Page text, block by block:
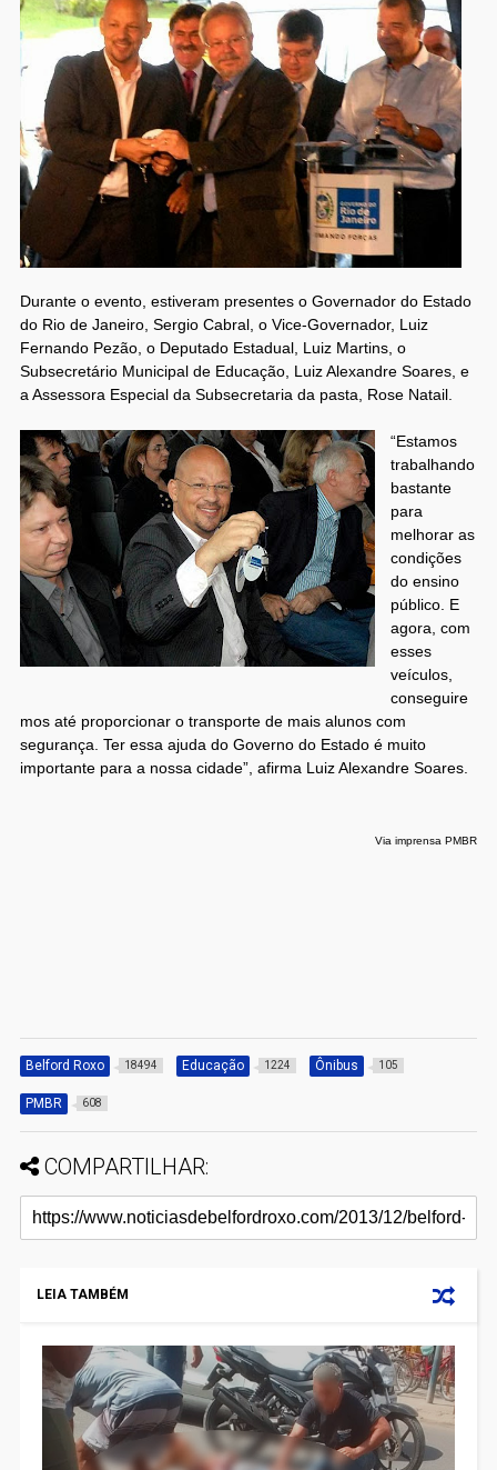
Durante o evento, estiveram presentes o Governador do Estado
do Rio de Janeiro, Sergio Cabral, o Vice-Governador, Luiz
Fernando Pezão, o Deputado Estadual, Luiz Martins, o
Subsecretário Municipal de Educação, Luiz Alexandre Soares, e
a Assessora Especial da Subsecretaria da pasta, Rose Natail.
“Estamos
trabalhando
bastante
para
melhorar as
condições
do ensino
público. E
agora, com
esses
veículos,
conseguire
mos até proporcionar o transporte de mais alunos com
segurança. Ter essa ajuda do Governo do Estado é muito
importante para a nossa cidade”, afirma Luiz Alexandre Soares.
Via imprensa PMBR
Belford Roxo 18494 Educação 1224 Ônibus 105
PMBR 608
COMPARTILHAR:
LEIA TAMBÉM